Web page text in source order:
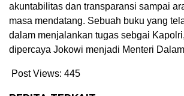
akuntabilitas dan transparansi sampai
masa mendatang. Sebuah buku yang
dalam menjalankan tugas sebgai
dipercaya Jokowi menjadi Menteri
Post Views: 445